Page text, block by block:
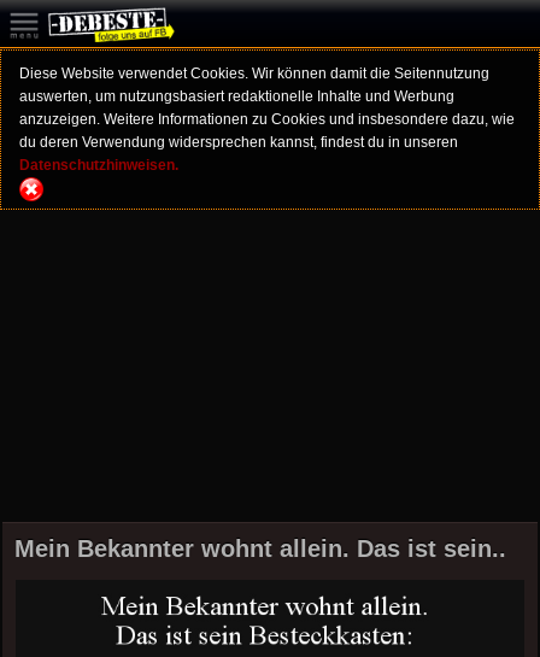
Diese Website verwendet Cookies. Wir können damit die Seitennutzung
auswerten, um nutzungsbasiert redaktionelle Inhalte und Werbung
anzuzeigen. Weitere Informationen zu Cookies und insbesondere dazu, wie
du deren Verwendung widersprechen kannst, findest du in unseren
Datenschutzhinweisen.
Mein Bekannter wohnt allein. Das ist sein..